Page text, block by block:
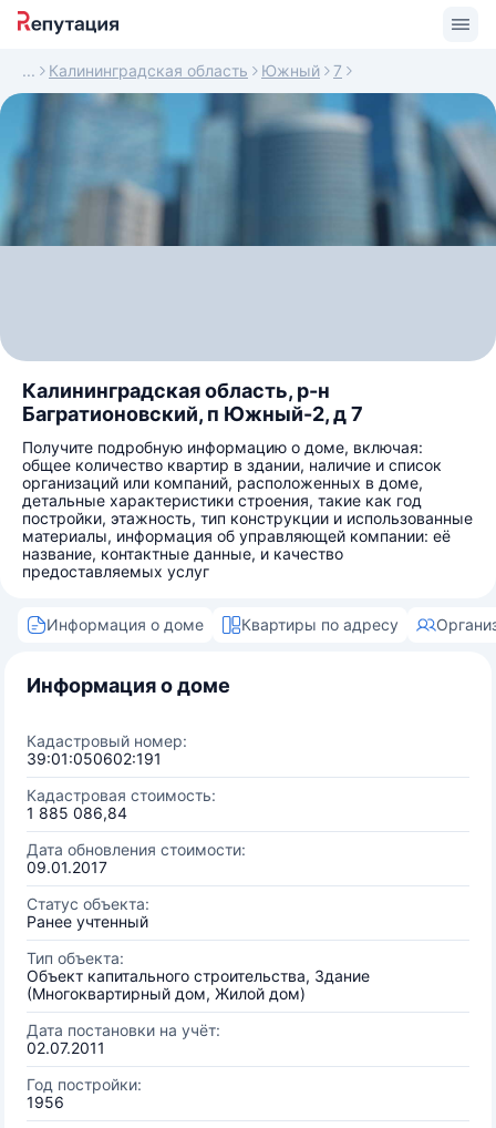
Калининградская область Южный 7
Калининградская область, р-н
Багратионовский, п Южный-2, д 7
Получите подробную информацию о доме, включая:
общее количество квартир в здании, наличие и список
организаций или компаний, расположенных в доме,
детальные характеристики строения, такие как год
постройки, этажность, тип конструкции и использованные
материалы, информация об управляющей компании: её
название, контактные данные, и качество
предоставляемых услуг
Информация о доме Квартиры по адресу
Информация о доме
Кадастровый номер:
39:01:050602:191
Кадастровая стоимость:
1 885 086,84
Дата обновления стоимости:
09.01.2017
Статус объекта:
Ранее учтенный
Тип объекта:
Объект капитального строительства, Здание
(Многоквартирный дом, Жилой дом)
Дата постановки на учёт:
02.07.2011
Год постройки:
1956